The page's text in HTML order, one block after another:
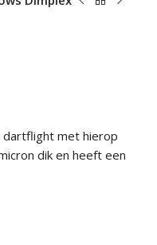
dartflight met hierop
dik en heeft een